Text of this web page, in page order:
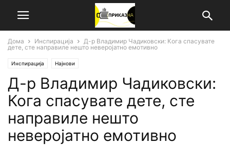
Дома Инспирација
Д-р Владимир Чадиковски: Кога спасувате
дете, сте направиле нешто неверојатно емотивно
Инспирација Најнови
Д-р Владимир Чадиковски:
Кога спасувате дете, сте
направиле нешто
неверојатно емотивно